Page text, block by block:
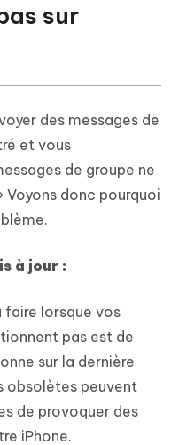
sur
des messages de
et vous
de groupe ne
Voyons donc pourquoi
à jour :
faire lorsque vos
pas est de
sur la dernière
obsolètes peuvent
de provoquer des
iPhone.